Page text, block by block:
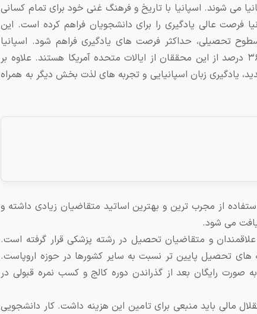
برای ادامه تحصیل راهی یکی از ۷۴ دانشگاه اسپانیا می شوند. اسپانیا با تاریخ و فرهنگ غنی خود برای تمام کسانی
عالی یادگیری را برای دانشجویان فراهم کرده است. این
تحصیلی، حداکثر فرصت های یادگیری فراهم شود. اسپانیا
سومین کشور پرطرفدار در زمینه مطالعات بین المللی است که حدود ۳۶ درصد از این محققان از ایالات متحده آمریکا هستند. علاوه بر
یادگیری زبان اسپانیایی و تجربه های لذت بخش دیگر به همراه
از مجرب ترین و بهترین اساتید متقاضیان زیادی داشته و
یافت می شود.
و متقاضیان تحصیل در رشته پزشکی قرار گرفته است.
های تحصیل پایین تر نسبت به سایر کشورها در حوزه اروپاست.
صورت رایگان بعد از گذراندن دوره کالج و کسب نمره قبولی در
مالی باید منبعی برای تامین این هزینه داشت. کار دانشجویی